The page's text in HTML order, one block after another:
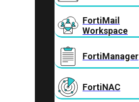
FortiMail
Workspace
FortiManager
FortiNAC